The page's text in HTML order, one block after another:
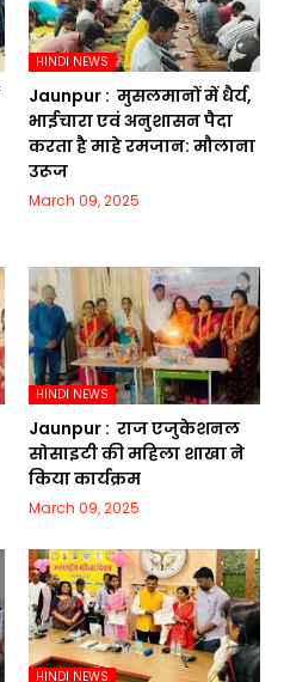
HINDI NEWS
Jaunpur : ​ मुसलमानों में धैर्य,
भाईचारा एवं अनुशासन पैदा
करता है माहे रमजान: मौलाना
उरूज
March 09, 2025
HINDI NEWS
Jaunpur : ​ ​राज एजुकेशनल
सोसाइटी की महिला शाखा ने
किया कार्यक्रम
March 09, 2025
HINDI NEWS